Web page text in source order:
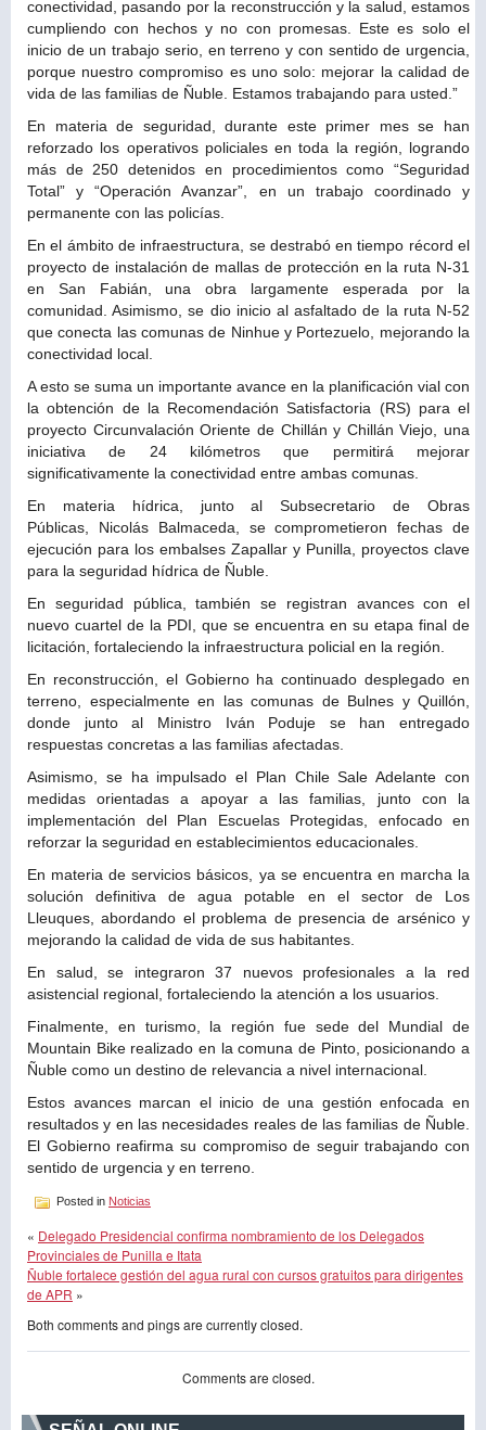
conectividad, pasando por la reconstrucción y la salud, estamos
cumpliendo con hechos y no con promesas. Este es solo el
inicio de un trabajo serio, en terreno y con sentido de urgencia,
porque nuestro compromiso es uno solo: mejorar la calidad de
vida de las familias de Ñuble. Estamos trabajando para usted.”
En materia de seguridad, durante este primer mes se han
reforzado los operativos policiales en toda la región, logrando
más de 250 detenidos en procedimientos como “Seguridad
Total” y “Operación Avanzar”, en un trabajo coordinado y
permanente con las policías.
En el ámbito de infraestructura, se destrabó en tiempo récord el
proyecto de instalación de mallas de protección en la ruta N-31
en San Fabián, una obra largamente esperada por la
comunidad. Asimismo, se dio inicio al asfaltado de la ruta N-52
que conecta las comunas de Ninhue y Portezuelo, mejorando la
conectividad local.
A esto se suma un importante avance en la planificación vial con
la obtención de la Recomendación Satisfactoria (RS) para el
proyecto Circunvalación Oriente de Chillán y Chillán Viejo, una
iniciativa de 24 kilómetros que permitirá mejorar
significativamente la conectividad entre ambas comunas.
En materia hídrica, junto al Subsecretario de Obras
Públicas, Nicolás Balmaceda, se comprometieron fechas de
ejecución para los embalses Zapallar y Punilla, proyectos clave
para la seguridad hídrica de Ñuble.
En seguridad pública, también se registran avances con el
nuevo cuartel de la PDI, que se encuentra en su etapa final de
licitación, fortaleciendo la infraestructura policial en la región.
En reconstrucción, el Gobierno ha continuado desplegado en
terreno, especialmente en las comunas de Bulnes y Quillón,
donde junto al Ministro Iván Poduje se han entregado
respuestas concretas a las familias afectadas.
Asimismo, se ha impulsado el Plan Chile Sale Adelante con
medidas orientadas a apoyar a las familias, junto con la
implementación del Plan Escuelas Protegidas, enfocado en
reforzar la seguridad en establecimientos educacionales.
En materia de servicios básicos, ya se encuentra en marcha la
solución definitiva de agua potable en el sector de Los
Lleuques, abordando el problema de presencia de arsénico y
mejorando la calidad de vida de sus habitantes.
En salud, se integraron 37 nuevos profesionales a la red
asistencial regional, fortaleciendo la atención a los usuarios.
Finalmente, en turismo, la región fue sede del Mundial de
Mountain Bike realizado en la comuna de Pinto, posicionando a
Ñuble como un destino de relevancia a nivel internacional.
Estos avances marcan el inicio de una gestión enfocada en
resultados y en las necesidades reales de las familias de Ñuble.
El Gobierno reafirma su compromiso de seguir trabajando con
sentido de urgencia y en terreno.
Posted in Noticias
« Delegado Presidencial confirma nombramiento de los Delegados
Provinciales de Punilla e Itata
Ñuble fortalece gestión del agua rural con cursos gratuitos para dirigentes
de APR »
Both comments and pings are currently closed.
Comments are closed.